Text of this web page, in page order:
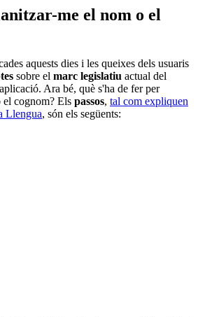
me el nom o el
aquests dies i les queixes dels usuaris
sobre el marc legislatiu actual del
Ara bé, què s'ha de fer per
el cognom? Els passos, tal com expliquen
Llengua, són els següents: